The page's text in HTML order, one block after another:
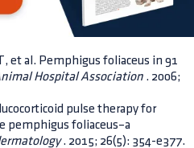
et al. Pemphigus foliaceus in 91
Hospital Association . 2006;
pulse therapy for
pemphigus foliaceus–a
. 2015; 26(5): 354-e377.